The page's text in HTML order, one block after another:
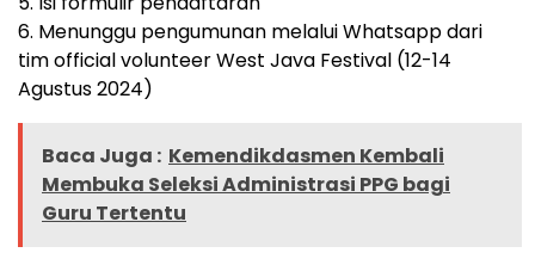
6.⁠ Menunggu pengumunan melalui Whatsapp dari
tim official volunteer West Java Festival (12-14
Agustus 2024)
Baca Juga : Kemendikdasmen Kembali
Membuka Seleksi Administrasi PPG bagi
Guru Tertentu